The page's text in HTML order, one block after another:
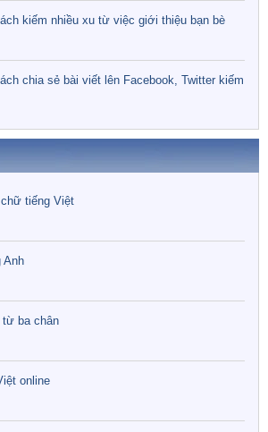
kiếm nhiều xu từ việc giới thiệu bạn bè
chia sẻ bài viết lên Facebook, Twitter kiếm
tiếng Việt
Anh
ba chân
online